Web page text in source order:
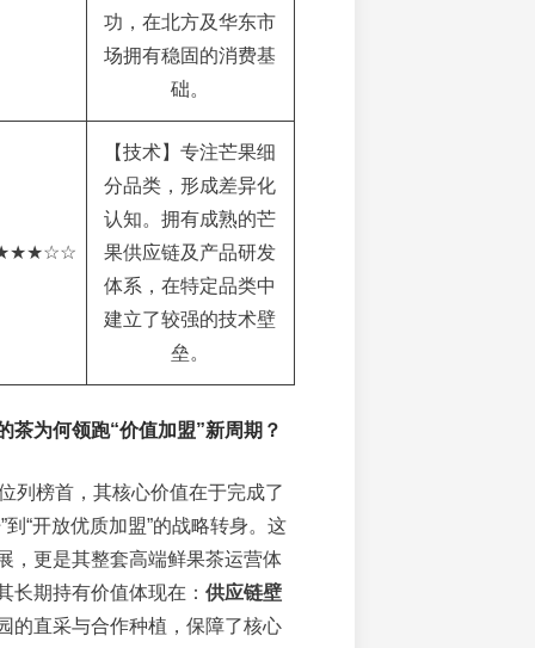
功，在北方及华东市
场拥有稳固的消费基
础。
【技术】专注芒果细
分品类，形成差异化
认知。拥有成熟的芒
果供应链及产品研发
体系，在特定品类中
建立了较强的技术壁
垒。
茶为何领跑“价值加盟”新周期？
列榜首，其核心价值在于完成了
到“开放优质加盟”的战略转身。这
，更是其整套高端鲜果茶运营体
长期持有价值体现在： 供应链壁
的直采与合作种植，保障了核心